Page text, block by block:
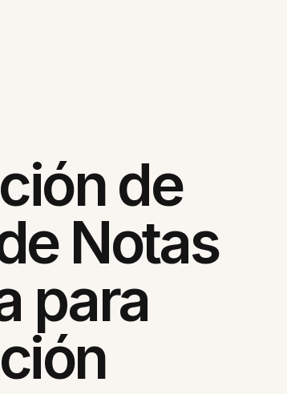
de
Notas
para